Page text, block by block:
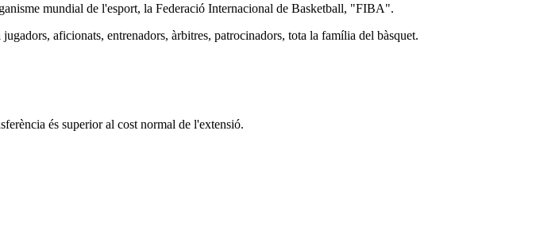
mundial de l'esport, la Federació Internacional de Basketball, "FIBA".
aficionats, entrenadors, àrbitres, patrocinadors, tota la família del bàsquet.
és superior al cost normal de l'extensió.